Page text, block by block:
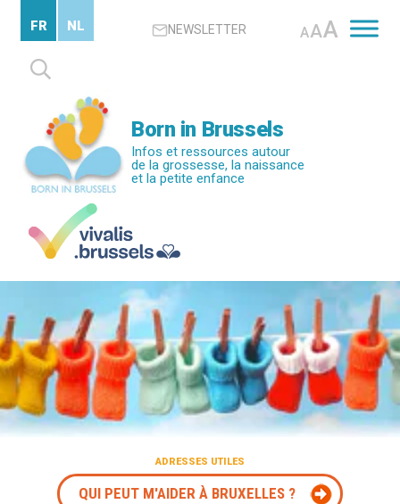
contenu
principal
NEWSLETTER AAA
Rechercher :
FR NL
Born in Brussels
Infos et ressources autour
de la grossesse, la naissance
et la petite enfance
ADRESSES UTILES
QUI PEUT M'AIDER À BRUXELLES ?